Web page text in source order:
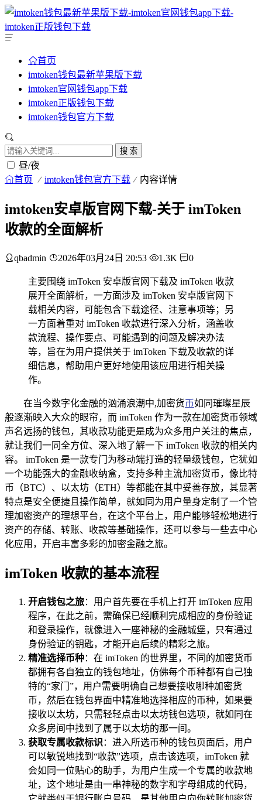
首页
imtoken钱包最新苹果版下载
imtoken官网钱包app下载
imtoken正版钱包下载
imtoken钱包官方下载
搜 索
昼/夜
首页 imtoken钱包官方下载 内容详情
imtoken安卓版官网下载-关于 imToken
收款的全面解析
qbadmin 2026年03月24日 20:53 1.3K 0
主要围绕 imToken 安卓版官网下载及 imToken 收款
展开全面解析，一方面涉及 imToken 安卓版官网下
载相关内容，可能包含下载途径、注意事项等；另
一方面着重对 imToken 收款进行深入分析，涵盖收
款流程、操作要点、可能遇到的问题及解决办法
等，旨在为用户提供关于 imToken 下载及收款的详
细信息，帮助用户更好地使用该应用进行相关操
作。
在当今数字化金融的汹涌浪潮中,加密货币如同璀璨星辰
般逐渐映入大众的眼帘，而 imToken 作为一款在加密货币领域
声名远扬的钱包，其收款功能更是成为众多用户关注的焦点，
就让我们一同全方位、深入地了解一下 imToken 收款的相关内
容。 imToken 是一款专门为移动端打造的轻量级钱包，它犹如
一个功能强大的金融收纳盒，支持多种主流加密货币，像比特
币（BTC）、以太坊（ETH）等都能在其中妥善存放，其显著
特点是安全便捷且操作简单，就如同为用户量身定制了一个管
理加密资产的理想平台，在这个平台上，用户能够轻松地进行
资产的存储、转账、收款等基础操作，还可以参与一些去中心
化应用，开启丰富多彩的加密金融之旅。
imToken 收款的基本流程
开启钱包之旅：用户首先要在手机上打开 imToken 应用
程序，在此之前，需确保已经顺利完成相应的身份验证
和登录操作，就像进入一座神秘的金融城堡，只有通过
身份验证的钥匙，才能开启后续的精彩之旅。
精准选择币种：在 imToken 的世界里，不同的加密货币
都拥有各自独立的钱包地址，仿佛每个币种都有自己独
特的“家门”，用户需要明确自己想要接收哪种加密货
币，然后在钱包界面中精准地选择相应的币种，如果要
接收以太坊，只需轻轻点击以太坊钱包选项，就如同在
众多房间中找到了属于以太坊的那一间。
获取专属收款标识 ：进入所选币种的钱包页面后，用户
可以敏锐地找到“收款”选项，点击该选项，imToken 就
会如同一位贴心的助手，为用户生成一个专属的收款地
址，这个地址是由一串神秘的数字和字母组成的代码，